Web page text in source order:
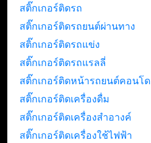
สติ๊กเกอร์ติดรถ
สติ๊กเกอร์ติดรถยนต์ผ่านทาง
สติ๊กเกอร์ติดรถแข่ง
สติ๊กเกอร์ติดรถแรลลี่
สติ๊กเกอร์ติดหน้ารถยนต์คอนโด
สติ๊กเกอร์ติดเครื่องดื่ม
สติ๊กเกอร์ติดเครื่องสำอางค์
สติ๊กเกอร์ติดเครื่องใช้ไฟฟ้า